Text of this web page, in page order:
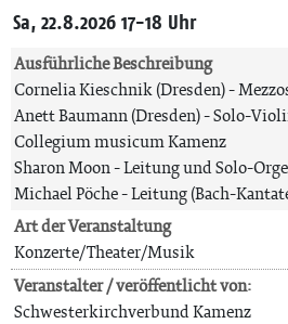
Sa, 22.8.2026 17-18 Uhr
Ausführliche Beschreibung
Cornelia Kieschnik (Dresden) -
Anett Baumann (Dresden) - Solo-
Collegium musicum Kamenz
Sharon Moon - Leitung und Solo-
Michael Pöche - Leitung (Bach-
Art der Veranstaltung
Konzerte/Theater/Musik
Veranstalter / veröffentlicht von:
Schwesterkirchverbund Kamenz